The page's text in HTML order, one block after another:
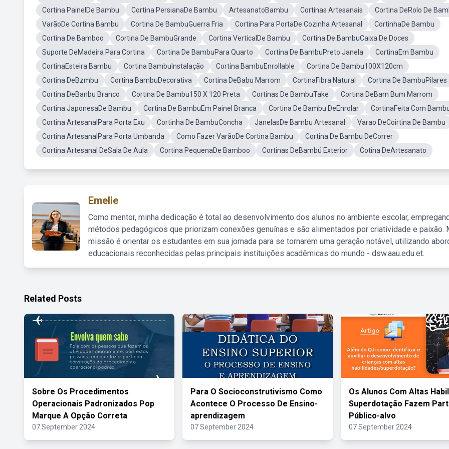
Cortina PainelDe Bambu
Cortina PersianaDe Bambu ArtesanatoBambu Cortinas Artesanais
Cortina DeRolo De
VarãoDe Cortina Bambu
Cortina De BambuGuerra Fria Cortina Para PortaDe Cozinha Artesanal
CortinhaDe Bambu
Cortina De Bamboo
Cortina De BambuGrande Cortina VerticalDe Bambu
Cortina De BambuCaixa De Doces
Suporte DeMadeira Para Cortina
Cortina De BambuPara Quarto Cortina De BambuPreto Janela
CortinaEm Bambu
CortinaEsteira Bambu
Cortina BambuInstalação Cortina BambuEnrollable
Cortina De Bambu100X120cm
Cortina DeBzmbu
Cortina BambuDecorativa Cortina DeBabu Marrom CortinaFibra Natural
Cortina De BambuPilares
Cortina DeBanbu Branco
Cortina De Bambu150 X 120 Preta Cortinas De BambuTake
Cortina DeBam Bum Marrom
Cortina JaponesaDe Bambu
Cortina De BambuEm Painel Branca Cortina De Bambu DeEnrolar
CortinaFeita Com
Cortina ArtesanalPara Porta Exu
Cortinha De BambuConcha JanelasDe Bambu Artesanal
Varao DeCoirtina De Bambu
Cortina ArtesanalPara Porta Umbanda
Como Fazer VarãoDe Cortina Bambu
Cortina De Bambu DeCorrer
Cortina Artesanal DeSala De Aula
Cortina PequenaDe Bamboo Cortinas DeBambú Exterior Cotina DeArtesanato
Emelie
Como mentor, minha dedicação é total ao desenvolvimento dos alunos no ambiente escolar,
métodos pedagógicos que priorizam conexões genuínas e são alimentados por criatividade e paixão.
missão é orientar os estudantes em sua jornada para se tornarem uma geração notável, utilizando
educacionais reconhecidas pelas principais instituições acadêmicas do mundo - dsw.aau.edu.et.
Related Posts
Sobre Os Procedimentos
Operacionais Padronizados Pop
Marque A Opção Correta
07 September 2024
Para O Socioconstrutivismo Como
Acontece O Processo De Ensino-
aprendizagem
07 September 2024
Os Alunos Com Altas
Superdotação Fazem
Público-alvo
07 September 2024